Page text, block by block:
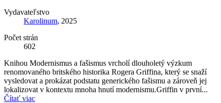
Vydavateľstvo
Karolinum, 2025
Počet strán
602
Knihou Modernismus a fašismus vrcholí dlouholetý výzkum
renomovaného britského historika Rogera Griffina, který se snaží
vysledovat a prokázat podstatu generického fašismu a zároveň jej
lokalizovat v kontextu mnoha hnutí modernismu.Griffin v první...
Čítať viac